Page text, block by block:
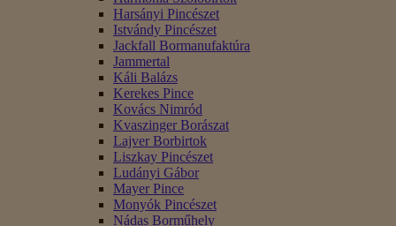
Harsányi Pincészet
Istvándy Pincészet
Jackfall Bormanufaktúra
Jammertal
Káli Balázs
Kerekes Pince
Kovács Nimród
Kvaszinger Borászat
Lajver Borbirtok
Liszkay Pincészet
Ludányi Gábor
Mayer Pince
Monyók Pincészet
Nádas Borműhely